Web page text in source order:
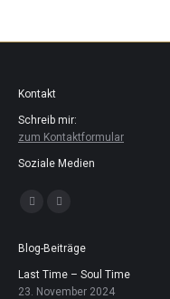
Kontakt
Schreib mir:
zum Kontaktformular
Soziale Medien
Finden Sie uns auf:
Blog-Beiträge
Last Time – Soul Time
23. November 2024